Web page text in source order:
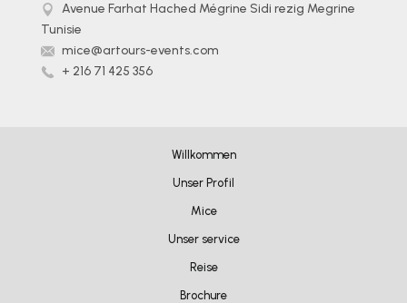
Avenue Farhat Hached Mégrine Sidi rezig Megrine
Tunisie
mice@artours-events.com
+ 216 71 425 356
Willkommen
Unser Profil
Mice
Unser service
Reise
Brochure